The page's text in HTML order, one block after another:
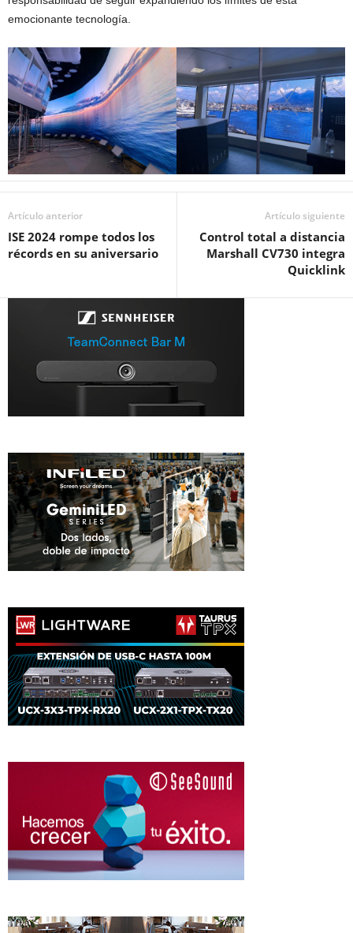
emocionante tecnología.
Artículo anterior
ISE 2024 rompe todos los
récords en su aniversario
Artículo siguiente
Control total a distancia
Marshall CV730 integra
Quicklink